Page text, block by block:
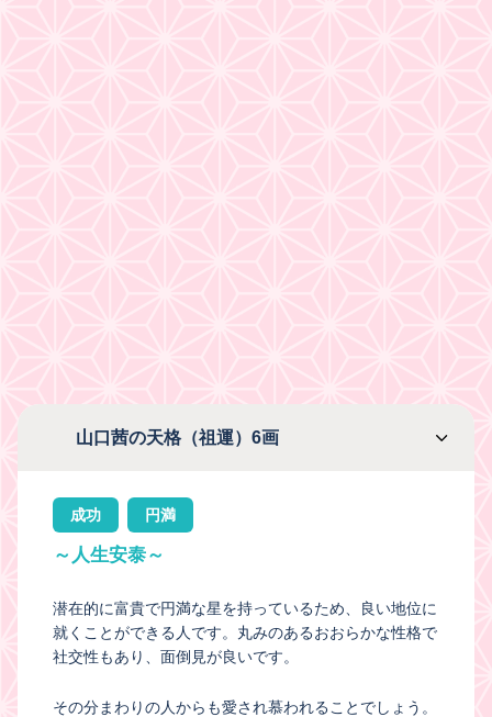
山口茜の天格（祖運）6画
成功 円満
～人生安泰～
潜在的に富貴で円満な星を持っているため、良い地位に
就くことができる人です。丸みのあるおおらかな性格で
社交性もあり、面倒見が良いです。
その分まわりの人からも愛され慕われることでしょう。